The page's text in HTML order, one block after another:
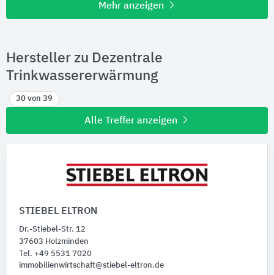
Mehr anzeigen
Hersteller zu Dezentrale
Trinkwassererwärmung
30 von 39
Alle Treffer anzeigen
STIEBEL ELTRON
Dr.-Stiebel-Str. 12
37603 Holzminden
Tel. +49 5531 7020
immobilienwirtschaft@stiebel-eltron.de